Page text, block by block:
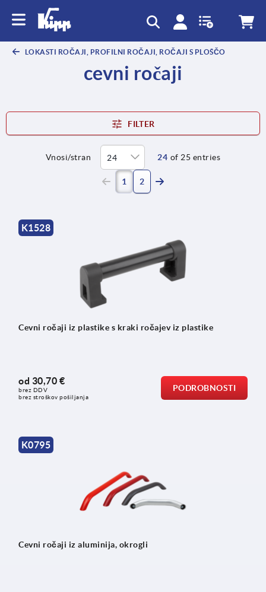
LOKASTI ROČAJI, PROFILNI ROČAJI, ROČAJI S PLOŠČO
cevni ročaji
FILTER
Vnosi/stran 24 of 25 entries
1 (current)
2
K1528
Cevni ročaji iz plastike s kraki ročajev iz plastike
od 30,70 €
brez DDV
brez stroškov pošiljanja
PODROBNOSTI
K0795
Cevni ročaji iz aluminija, okrogli